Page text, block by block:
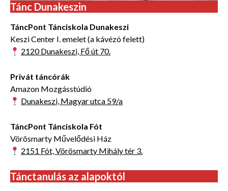
Tánc Dunakeszin
TáncPont Tánciskola Dunakeszi
Keszi Center I. emelet (a kávézó felett)
2120 Dunakeszi, Fő út 70.
Privát táncórák
Amazon Mozgásstúdió
Dunakeszi, Magyar utca 59/a
TáncPont Tánciskola Fót
Vörösmarty Művelődési Ház
2151 Fót, Vörösmarty Mihály tér 3.
Tánctanulás az alapoktól